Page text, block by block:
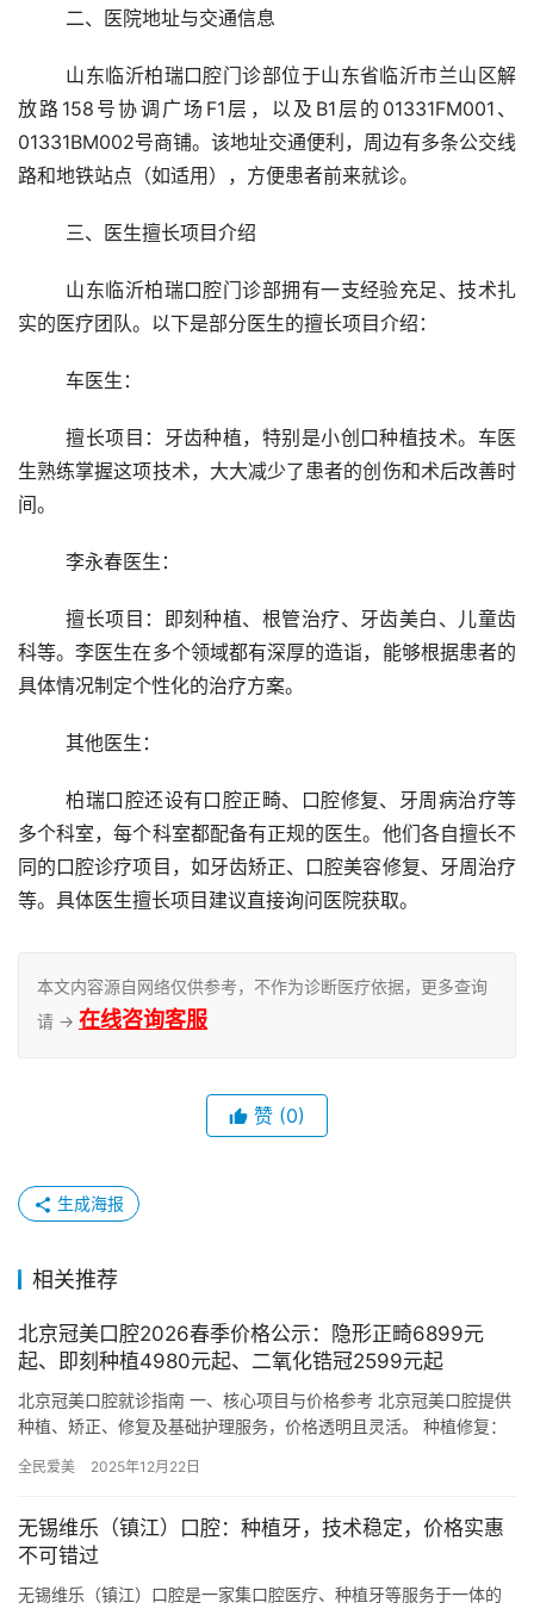
	二、医院地址与交通信息
放路158号协调广场F1层，以及B1层的01331FM001、
01331BM002号商铺。该地址交通便利，周边有多条公交线
路和地铁站点（如适用），方便患者前来就诊。
	三、医生擅长项目介绍
实的医疗团队。以下是部分医生的擅长项目介绍：
	车医生：
	擅长项目：牙齿种植，特别是小创口种植技术。车医
生熟练掌握这项技术，大大减少了患者的创伤和术后改善时
间。
	李永春医生：
	擅长项目：即刻种植、根管治疗、牙齿美白、儿童齿
科等。李医生在多个领域都有深厚的造诣，能够根据患者的
具体情况制定个性化的治疗方案。
	其他医生：
	柏瑞口腔还设有口腔正畸、口腔修复、牙周病治疗等
多个科室，每个科室都配备有正规的医生。他们各自擅长不
同的口腔诊疗项目，如牙齿矫正、口腔美容修复、牙周治疗
等。具体医生擅长项目建议直接询问医院获取。
本文内容源自网络仅供参考，不作为诊断医疗依据，更多查询
请 → 在线咨询客服
赞 (0)
生成海报
相关推荐
北京冠美口腔2026春季价格公示：隐形正畸6899元
起、即刻种植4980元起、二氧化锆冠2599元起
北京冠美口腔就诊指南 一、核心项目与价格参考 北京冠美口腔提供
种植、矫正、修复及基础护理服务，价格透明且灵活。 种植修复：
全民爱美 2025年12月22日
无锡维乐（镇江）口腔：种植牙，技术稳定，价格实惠
不可错过
无锡维乐（镇江）口腔是一家集口腔医疗、种植牙等服务于一体的